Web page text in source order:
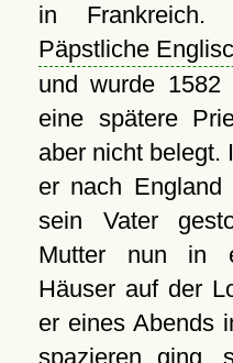
in
Päpstliche
und wurde
eine spätere
aber nicht belegt.
er nach England
sein Vater
Mutter nun in
Häuser auf der
er eines Abends
spazieren ging,